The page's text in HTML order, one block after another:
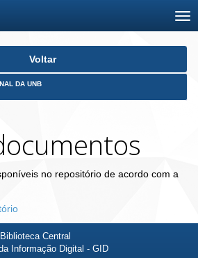
Voltar
DA UNB
no repositório de acordo com a
Central
Informação Digital - GID